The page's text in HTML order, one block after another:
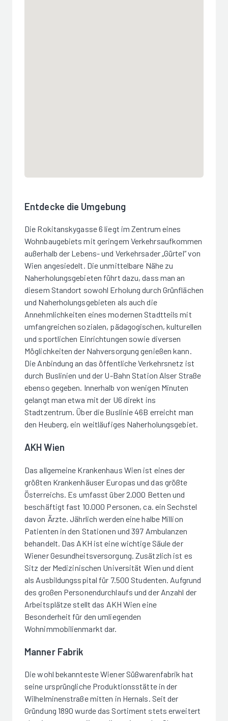
Entdecke die Umgebung
Die Rokitanskygasse 6 liegt im Zentrum eines
Wohnbaugebiets mit geringem Verkehrsaufkommen
außerhalb der Lebens- und Verkehrsader „Gürtel“ von
Wien angesiedelt. Die unmittelbare Nähe zu
Naherholungsgebieten führt dazu, dass man an
diesem Standort sowohl Erholung durch Grünflächen
und Naherholungsgebieten als auch die
Annehmlichkeiten eines modernen Stadtteils mit
umfangreichen sozialen, pädagogischen, kulturellen
und sportlichen Einrichtungen sowie diversen
Möglichkeiten der Nahversorgung genießen kann.
Die Anbindung an das öffentliche Verkehrsnetz ist
durch Buslinien und der U-Bahn Station Alser Straße
ebenso gegeben. Innerhalb von wenigen Minuten
gelangt man etwa mit der U6 direkt ins
Stadtzentrum. Über die Buslinie 46B erreicht man
den Heuberg, ein weitläufiges Naherholungsgebiet.
AKH Wien
Das allgemeine Krankenhaus Wien ist eines der
größten Krankenhäuser Europas und das größte
Österreichs. Es umfasst über 2.000 Betten und
beschäftigt fast 10.000 Personen, ca. ein Sechstel
davon Ärzte. Jährlich werden eine halbe Million
Patienten in den Stationen und 397 Ambulanzen
behandelt. Das AKH ist eine wichtige Säule der
Wiener Gesundheitsversorgung. Zusätzlich ist es
Sitz der Medizinischen Universität Wien und dient
als Ausbildungsspital für 7.500 Studenten. Aufgrund
des großen Personendurchlaufs und der Anzahl der
Arbeitsplätze stellt das AKH Wien eine
Besonderheit für den umliegenden
Wohnimmobilienmarkt dar.
Manner Fabrik
Die wohl bekannteste Wiener Süßwarenfabrik hat
seine ursprüngliche Produktionsstätte in der
Wilhelminenstraße mitten in Hernals. Seit der
Gründung 1890 wurde das Sortiment stets erweitert